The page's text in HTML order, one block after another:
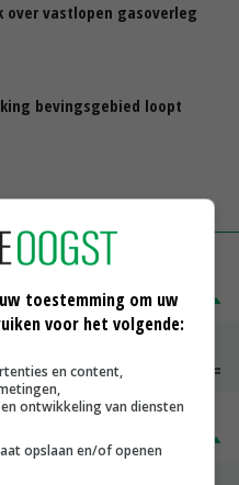
over vastlopen gasoverleg
bevingsgebied loopt
€ 269,00 € 7,00
€ 1,09
€ 197,00
toestemming om uw
voor het volgende:
en content,
ontwikkeling van diensten
opslaan en/of openen